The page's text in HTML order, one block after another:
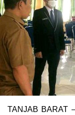
TANJAB BARAT